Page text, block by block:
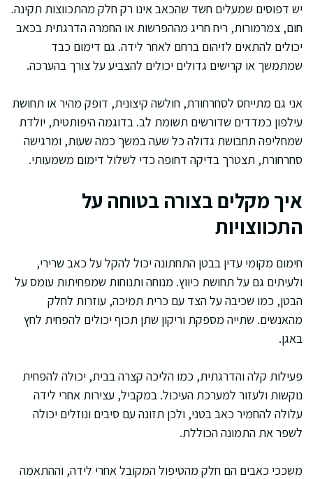
יש דפוסים שמעלים חשד שהכאב אינו רק חלק מהתכווצות תקינה.
חום, צמרמורות, ריח חריג מההפרשות או החמרה הדרגתית בכאב
יכולים להתאים לזיהום ברחם לאחר לידה. גם דימום כבד
שמתמשך או קרישים גדולים יכולים להצביע על צורך בהערכה.
אני גם מתייחס לסחרחורת, חולשה קיצונית, דופק מהיר או תחושת
עילפון כמדדים שדורשים תשומת לב. בדוגמה היפותטית, יולדת
שמחליפה תחבושת גדולה כל שעה במשך כמה שעות, ומרגישה
סחרחורת, תצטרך בדיקה דחופה כדי לשלול דימום משמעותי.
איך מקלים בצורה בטוחה על
התכווצויות
חימום מקומי עדין בבטן התחתונה יכול להקל על כאב שרירי,
ולעיתים גם על תחושת כיווץ. מנוחה ותנוחות שמפחיתות עומס על
הבטן, כמו שכיבה על הצד עם כרית תמיכה, עוזרות לחלק
מהאנשים. שתייה מספקת וריקון שתן תכוף יכולים להפחית לחץ
באגן.
פעילות קלה והדרגתית, כמו הליכה קצרה בבית, יכולה להפחית
נוקשות ולעזור למערכת העיכול. במקביל, עצירות אחרי לידה
עלולה להחמיר כאב בטני, ולכן תזונה עם סיבים ונוזלים יכולה
לשפר את התמונה הכוללת.
משככי כאבים הם חלק מהטיפול המקובל אחרי לידה, וההתאמה